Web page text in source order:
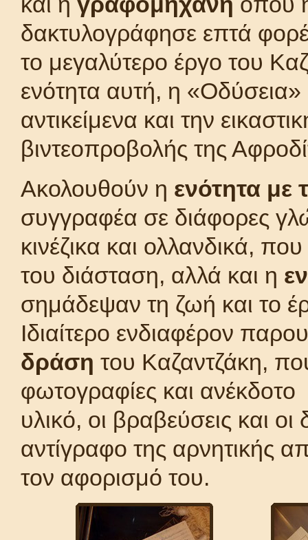
δακτυλογράφησε επτά
το μεγαλύτερο έργο του
ενότητα αυτή, η
αντικείμενα και την
βιντεοπροβολής της
Ακολουθούν η ενότητα με
συγγραφέα σε διάφορες
κινέζικα και ολλανδικά,
του διάσταση, αλλά και η
σημάδεψαν τη ζωή και το
Ιδιαίτερο ενδιαφέρον
δράση του Καζαντζάκη,
φωτογραφίες και ανέκδοτο
υλικό, οι βραβεύσεις και οι
αντίγραφο της αρνητικής
τον αφορισμό του.